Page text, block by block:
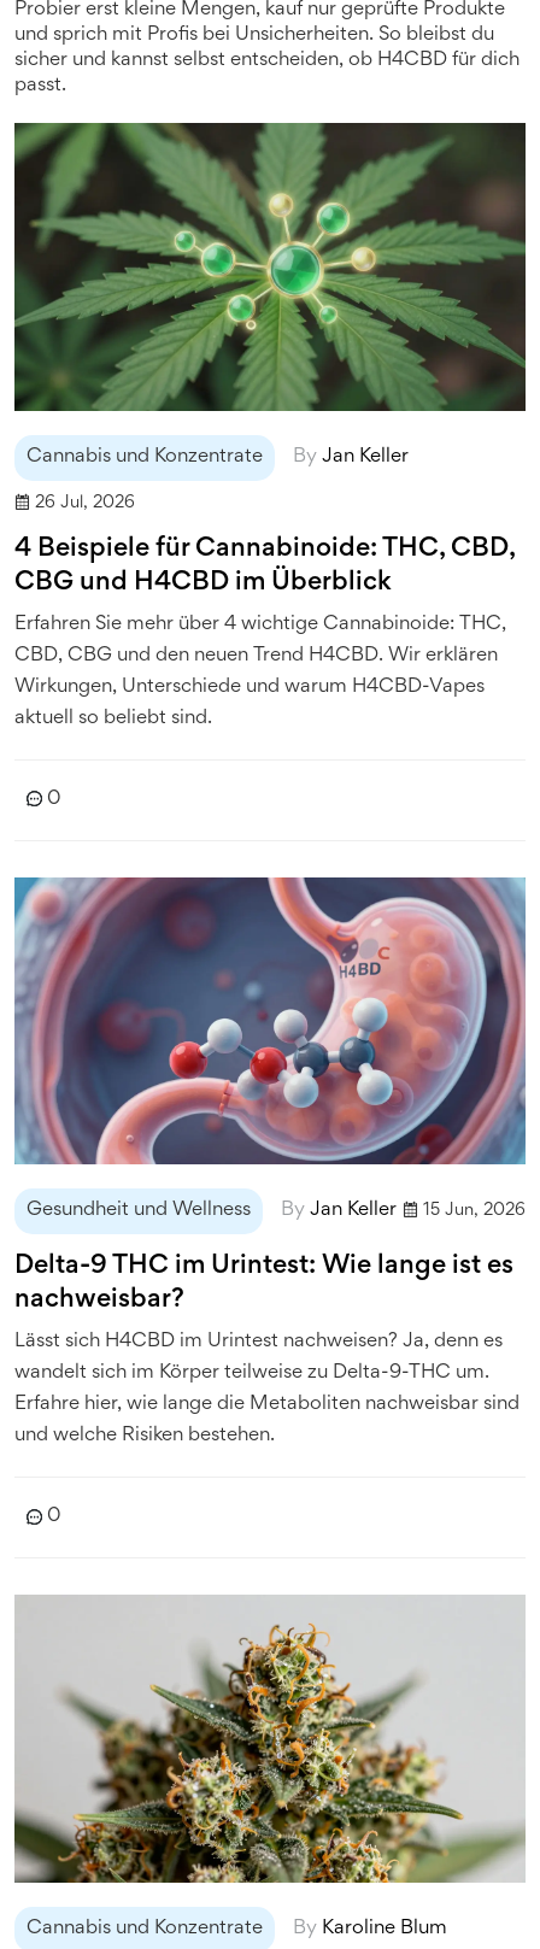
Probier erst kleine Mengen, kauf nur geprüfte Produkte
und sprich mit Profis bei Unsicherheiten. So bleibst du
sicher und kannst selbst entscheiden, ob H4CBD für dich
passt.
Cannabis und Konzentrate By Jan Keller
26 Jul, 2026
4 Beispiele für Cannabinoide: THC, CBD,
CBG und H4CBD im Überblick
Erfahren Sie mehr über 4 wichtige Cannabinoide: THC,
CBD, CBG und den neuen Trend H4CBD. Wir erklären
Wirkungen, Unterschiede und warum H4CBD-Vapes
aktuell so beliebt sind.
0
Gesundheit und Wellness By Jan Keller 15 Jun, 2026
Delta-9 THC im Urintest: Wie lange ist es
nachweisbar?
Lässt sich H4CBD im Urintest nachweisen? Ja, denn es
wandelt sich im Körper teilweise zu Delta-9-THC um.
Erfahre hier, wie lange die Metaboliten nachweisbar sind
und welche Risiken bestehen.
0
Cannabis und Konzentrate By Karoline Blum